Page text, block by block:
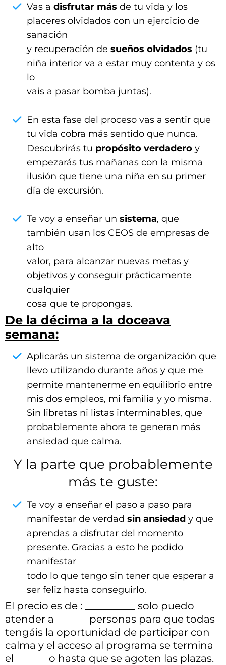
Vas a disfrutar más de tu vida y los
placeres olvidados con un ejercicio de
sanación
y recuperación de sueños olvidados (tu
niña interior va a estar muy contenta y os
lo
vais a pasar bomba juntas).
En esta fase del proceso vas a sentir que
tu vida cobra más sentido que nunca.
Descubrirás tu propósito verdadero y
empezarás tus mañanas con la misma
ilusión que tiene una niña en su primer
día de excursión.
Te voy a enseñar un sistema, que
también usan los CEOS de empresas de
alto
valor, para alcanzar nuevas metas y
objetivos y conseguir prácticamente
cualquier
cosa que te propongas.
De la décima a la doceava
semana:
Aplicarás un sistema de organización que
llevo utilizando durante años y que me
permite mantenerme en equilibrio entre
mis dos empleos, mi familia y yo misma.
Sin libretas ni listas interminables, que
probablemente ahora te generan más
ansiedad que calma.
Y la parte que probablemente
más te guste:
Te voy a enseñar el paso a paso para
manifestar de verdad sin ansiedad y que
aprendas a disfrutar del momento
presente. Gracias a esto he podido
manifestar
todo lo que tengo sin tener que esperar a
ser feliz hasta conseguirlo.
El precio es de : __________ solo puedo
atender a ______ personas para que todas
tengáis la oportunidad de participar con
calma y el acceso al programa se termina
el ______ o hasta que se agoten las plazas.